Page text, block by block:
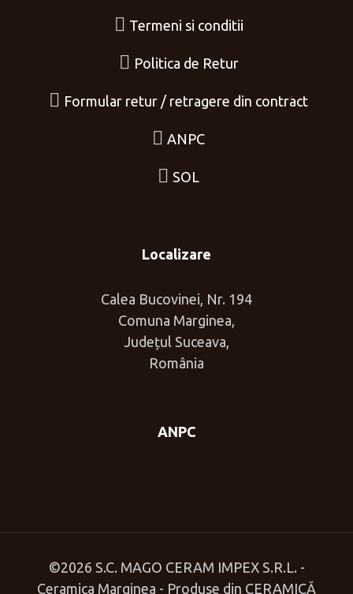
Termeni si conditii
Politica de Retur
Formular retur / retragere din contract
ANPC
SOL
Localizare
Calea Bucovinei, Nr. 194
Comuna Marginea,
Județul Suceava,
România
ANPC
©2026 S.C. MAGO CERAM IMPEX S.R.L. -
Ceramica Marginea - Produse din CERAMICĂ